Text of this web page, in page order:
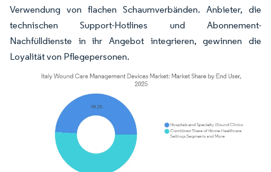
Verwendung von flachen Schaumverbänden. Anbieter, die
technischen Support-Hotlines und Abonnement-
Nachfülldienste in ihr Angebot integrieren, gewinnen die
Loyalität von Pflegepersonen.